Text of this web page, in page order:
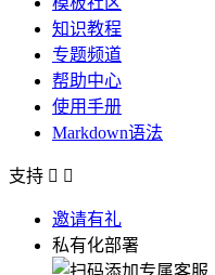
知识教程
专题频道
帮助中心
使用手册
Markdown语法
支持  
邀请有礼
私有化部署